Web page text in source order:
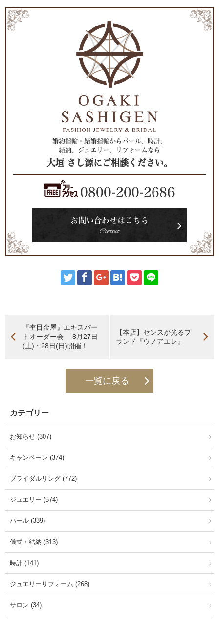
婚約指輪・結婚指輪からパール、時計、
結納、ジュエリー、リフォームなら
大垣 さし源にご相談ください。
0800-200-2686
お問い合わせはこちら
Contact
『杢目金屋』エキスパー
トオーダー会 8月27日
(土)・28日(日)開催！
【本店】センスが光るブ
ランド『ウノアエレ』
一覧に戻る
カテゴリー
お知らせ (307)
キャンペーン (374)
ブライダルリング (772)
ジュエリー (574)
パール (339)
儀式・結納 (313)
時計 (141)
ジュエリーリフォーム (268)
サロン (34)